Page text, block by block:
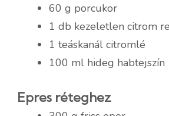
60 g porcukor
1 db kezeletlen citrom
1 teáskanál citromlé
100 ml hideg habtejszín
Epres réteghez